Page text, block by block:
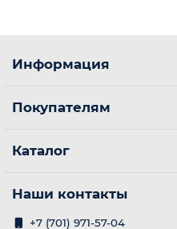
Информация
Покупателям
Каталог
Наши контакты
+7 (701) 971-57-04